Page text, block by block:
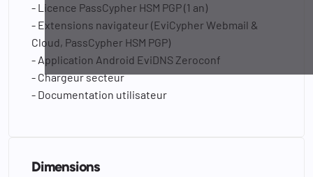
- Licence PassCypher HSM PGP (1 an)
- Extensions navigateur (EviCypher Webmail &
Cloud, PassCypher HSM PGP)
- Application Android EviDNS Zeroconf
- Chargeur secteur
- Documentation utilisateur
Dimensions